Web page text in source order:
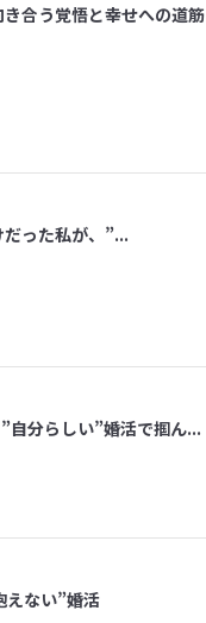
き合う覚悟と幸せへの道筋
った私が、”...
自分らしい”婚活で掴ん...
えない”婚活